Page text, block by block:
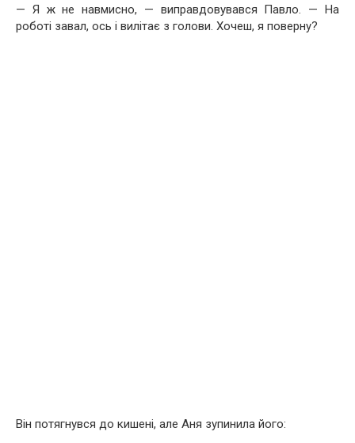
— Я ж не навмисно, — виправдовувався Павло. — На
роботі завал, ось і вилітає з голови. Хочеш, я поверну?
Він потягнувся до кишені, але Аня зупинила його: